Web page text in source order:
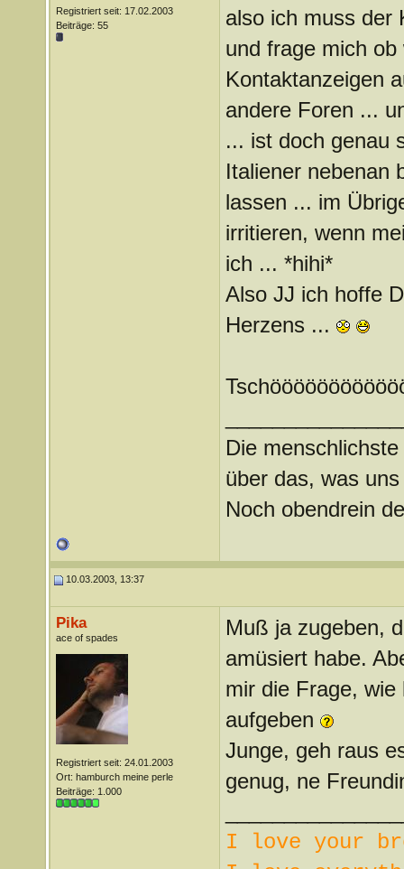
Registriert seit: 17.02.2003
Beiträge: 55
also ich muss der
und frage mich
Kontaktanzeigen
andere Foren ...
... ist doch genau
Italiener nebenan
lassen ... im
irritieren, wenn
ich ... *hihi*
Also JJ ich hoffe
Herzens ...
Die
über das, was
Noch obendrein
10.03.2003, 13:37
Pika
ace of spades
Registriert seit: 24.01.2003
Ort: hamburch meine perle
Beiträge: 1.000
Muß ja zugeben,
amüsiert habe.
mir die Frage, wie
aufgeben
Junge, geh raus
genug, ne
I love your